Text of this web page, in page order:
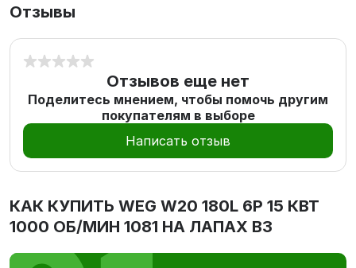
Отзывы
Отзывов еще нет
Поделитесь мнением, чтобы помочь другим
покупателям в выборе
Написать отзыв
КАК КУПИТЬ WEG W20 180L 6P 15 КВТ
1000 ОБ/МИН 1081 НА ЛАПАХ В3